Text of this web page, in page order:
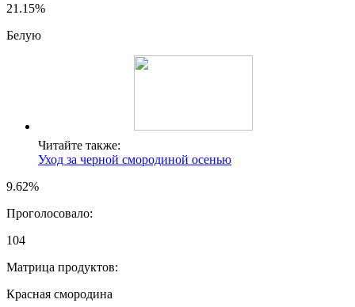
21.15%
Белую
Читайте также:
Уход за черной смородиной осенью
9.62%
Проголосовало:
104
Матрица продуктов:
Красная смородина